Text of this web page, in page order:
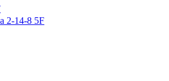
2-14-8 5F